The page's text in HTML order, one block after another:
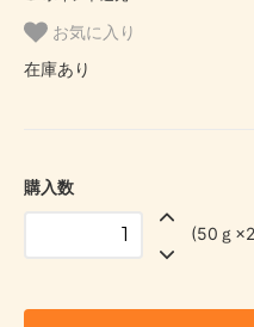
お気に入り
在庫あり
購入数
(50ｇ